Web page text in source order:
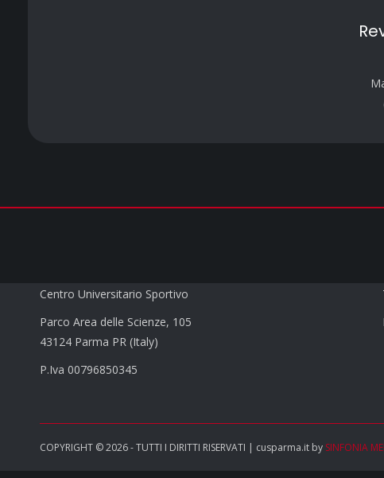
Centro Universitario Sportivo
Parco Area delle Scienze, 105
43124 Parma PR (Italy)
P.Iva 00796850345
COPYRIGHT © 2026 - TUTTI I DIRITTI RISERVATI | cusparma.it by SINFONIA